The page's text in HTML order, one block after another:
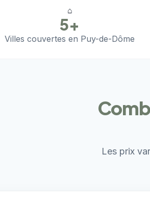
⌂
5+
Villes couvertes en Puy-de-Dôme
Les prix